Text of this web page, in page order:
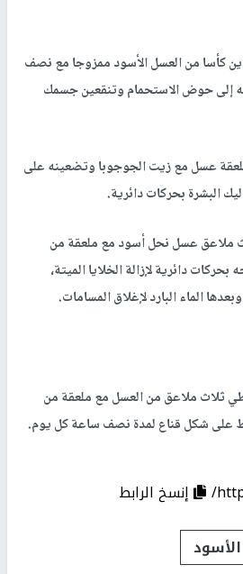
كأسا من العسل الأسود ممزوجا مع نصف
إلى حوض الاستحمام وتنقعين جسمك
عسل مع زيت الجوجوبا وتضعينه على
البشرة بحركات دائرية.
ملاعق عسل نحل أسود مع ملعقة من
دائرية لإزالة الخلايا الميتة،
الماء البارد لإغلاق المسامات.
ثلاث ملاعق من العسل مع ملعقة من
على شكل قناع لمدة نصف ساعة كل يوم.
إنسخ الرابط